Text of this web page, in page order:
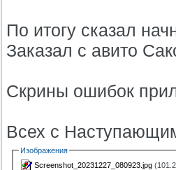
По итогу сказал
Заказал с авито
Скрины ошибок
Всех с
Изображения
Screenshot_20231227_080923.jpg